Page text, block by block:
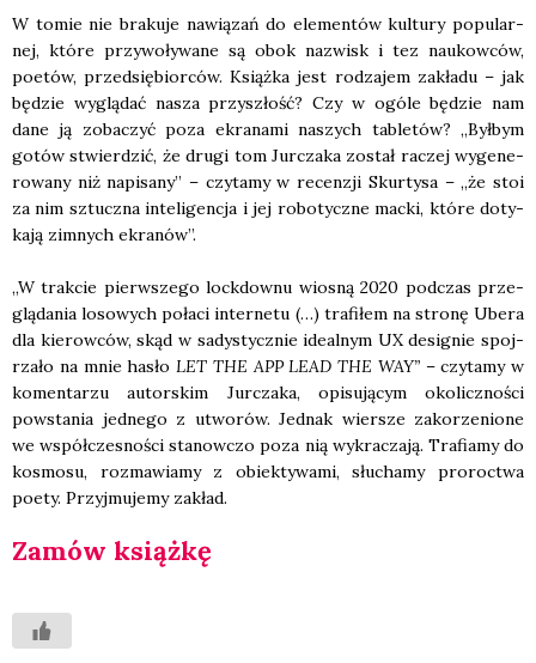
W tomie nie bra­ku­je nawią­zań do ele­men­tów kul­tu­ry popu­lar­
nej, któ­re przy­wo­ły­wa­ne są obok nazwisk i tez naukow­ców,
poetów, przed­się­bior­ców. Książ­ka jest rodza­jem zakła­du – jak
będzie wyglą­dać nasza przy­szłość? Czy w ogó­le będzie nam
dane ją zoba­czyć poza ekra­na­mi naszych table­tów? „Był­bym
gotów stwier­dzić, że dru­gi tom Jur­cza­ka został raczej wyge­ne­
ro­wa­ny niż napi­sa­ny” – czy­ta­my w recen­zji Skur­ty­sa – „że stoi
za nim sztucz­na inte­li­gen­cja i jej robo­tycz­ne mac­ki, któ­re doty­
ka­ją zim­nych ekra­nów”.
„W trak­cie pierw­sze­go lock­dow­nu wio­sną 2020 pod­czas prze­
glą­da­nia loso­wych poła­ci inter­ne­tu (…) tra­fi­łem na stro­nę Ube­ra
dla kie­row­ców, skąd w sady­stycz­nie ide­al­nym UX desi­gnie spoj­
rza­ło na mnie hasło LET THE APP LEAD THE WAY”– czy­ta­my w
komen­ta­rzu autor­skim Jur­cza­ka, opi­su­ją­cym oko­licz­no­ści
powsta­nia jed­ne­go z utwo­rów. Jed­nak wier­sze zako­rze­nio­ne
we współ­cze­sno­ści sta­now­czo poza nią wykra­cza­ją. Tra­fia­my do
kosmo­su, roz­ma­wia­my z obiek­ty­wa­mi, słu­cha­my pro­roc­twa
poety. Przyj­mu­je­my zakład.
Zamów książ­kę